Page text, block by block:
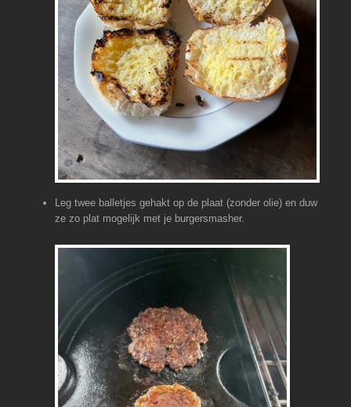
Leg twee balletjes gehakt op de plaat (zonder olie) en duw
ze zo plat mogelijk met je burgersmasher.